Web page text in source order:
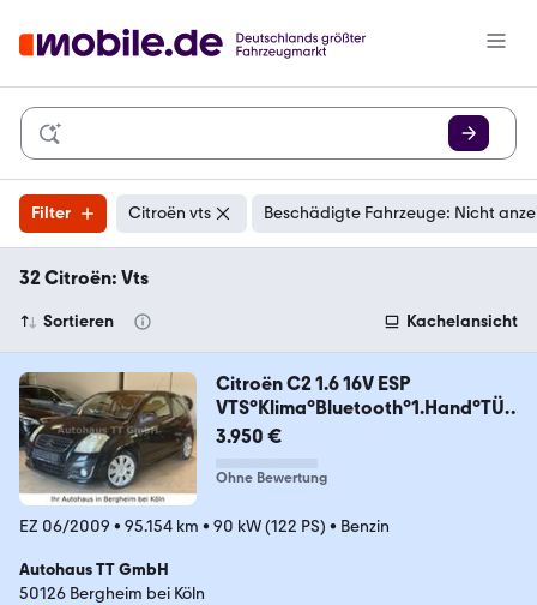
Filter Citroën vts Beschädigte Fahrzeuge: Nicht
32 Citroën: Vts
Sortieren Kachelansicht
Citroën C2 1.6 16V ESP
VTS°Klima°Bluetooth°1.Hand°TÜV
NEU
3.950 €
Ohne Bewertung
EZ 06/2009 • 95.154 km • 90 kW (122 PS) • Benzin
Autohaus TT GmbH
50126 Bergheim bei Köln